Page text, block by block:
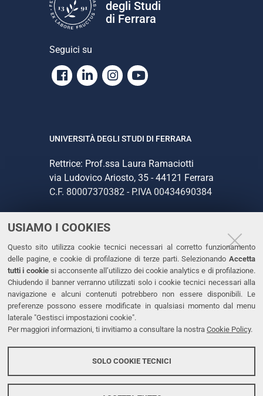
USIAMO I COOKIES
Questo sito utilizza cookie tecnici necessari al corretto funzionamento
delle pagine, e cookie di profilazione di terze parti. Selezionando Accetta
tutti i cookiesi acconsente all’utilizzo dei cookie analytics e di profilazione.
Chiudendo il banner verranno utilizzati solo i cookie tecnici necessari alla
navigazione e alcuni contenuti potrebbero non essere disponibili. Le
preferenze possono essere modificate in qualsiasi momento dal menu
laterale "Gestisci impostazioni cookie".
Per maggiori informazioni, ti invitiamo a consultare la nostra Cookie Policy.
SOLO COOKIE TECNICI
degli Studi
di Ferrara
Seguici su
Facebook
LinkedinInstagram
Youtube
UNIVERSITÀ DEGLI STUDI DI FERRARA
Rettrice: Prof.ssa Laura Ramaciotti
via Ludovico Ariosto, 35 - 44121 Ferrara
C.F. 80007370382 - P.IVA 00434690384
CONTATTI
Tel. +39 0532 293111
Fax. +39 0532 293031
PEC
LINKS
Dichiarazione di accessibilità
Protezione dati personali